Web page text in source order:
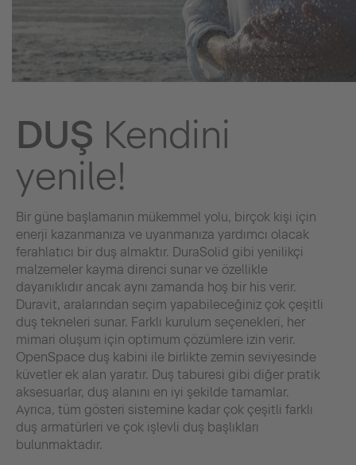
DUŞ Kendini
yenile!
Bir güne başlamanın mükemmel yolu, birçok kişi için
enerji kazanmanıza ve uyanmanıza yardımcı olacak
ferahlatıcı bir duş almaktır. DuraSolid gibi yenilikçi
malzemeler kayma direnci sunar ve özellikle
dayanıklıdır ancak aynı zamanda hoş bir his verir.
Duravit, aralarından seçim yapabileceğiniz çok çeşitli
duş tekneleri sunar. Farklı kurulum seçenekleri, her
mimari oluşum için optimum çözümlere izin verir.
OpenSpace duş kabini ile birlikte zemin seviyesinde
küvetler ek alan yaratır. Duş taburesi gibi diğer pratik
aksesuarlar, duş alanını en iyi şekilde tamamlar.
Ayrıca, tüm gösteri sistemine kadar çok çeşitli farklı
duş armatürleri ve çok işlevli duş başlıkları
bulunmaktadır.